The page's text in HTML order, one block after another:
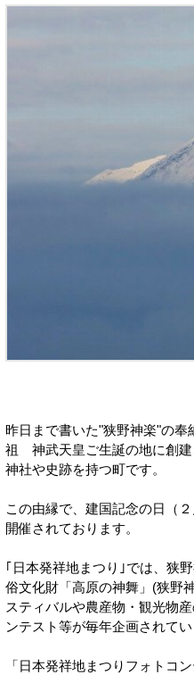
昨日まで書いた"狭野神楽"の
祖 神武天皇ご生誕の地に創建
神社や史跡を持つ町です。
この由縁で、建国記念の日（
開催されております。
｢日本発祥地まつり｣では、狭
俗文化財「高原の神舞」(狭野
スティバルや農産物・観光物
ンテスト等が毎年企画されてい
「日本発祥地まつりフォトコ